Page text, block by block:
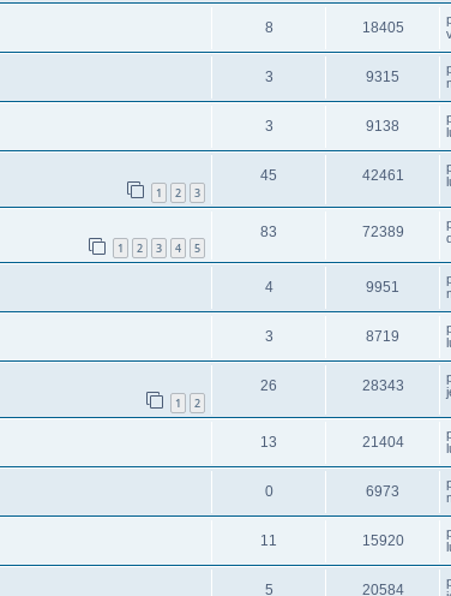
8 18405
3 9315
3 9138
1 2 3
45 42461
1 2 3 4 5
83 72389
4 9951
3 8719
1 2
26 28343
13 21404
0 6973
11 15920
5 20584